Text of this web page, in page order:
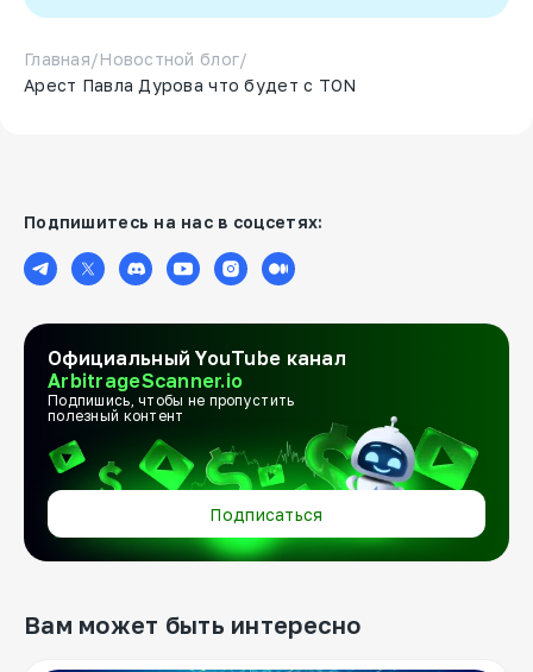
Главная/Новостной блог/
Арест Павла Дурова что будет с TON
Подпишитесь на нас в соцсетях:
Официальный YouTube канал
ArbitrageScanner.io
Подпишись, чтобы не пропустить
полезный контент
Подписаться
Вам может быть интересно